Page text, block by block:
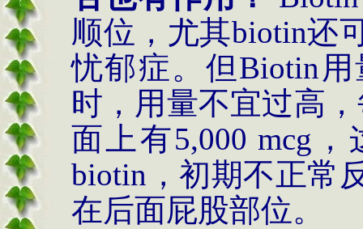
顺位，尤其biotin还
忧郁症。但Biotin
时，用量不宜过高
面上有5,000 mcg
biotin ，初期不正常
在后面屁股部位。